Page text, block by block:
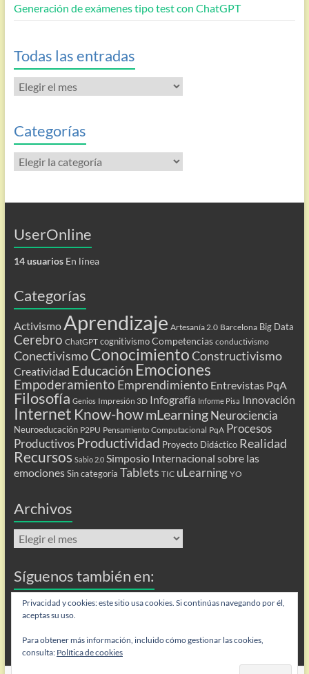
Generación de exámenes tipo test con ChatGPT
Todas las entradas
Todas
las
Categorías
Categorías
UserOnline
14 usuariosEn línea
Categorías
Activismo Aprendizaje Artesanía 2.0 Barcelona Big Data
Cerebro ChatGPT cognitivismo Competencias conductivismo
ConectivismoConocimientoConstructivismo
Creatividad Educación Emociones
Empoderamiento Emprendimiento Entrevistas PqA
Filosofía Genios Impresión 3D Infografía Informe Pisa Innovación
Internet Know-howmLearning Neurociencia
Neuroeducación P2PU Pensamiento Computacional PqA Procesos
Productivos Productividad Proyecto Didáctico Realidad
Recursos Sabio 2.0 Simposio Internacional sobre las
emociones Sin categoría Tablets TIC uLearning YO
Archivos
Archivos
Síguenos también en:
Flip
Privacidad y cookies: este sitio usa cookies. Si continúas navegando por él,
aceptas su uso.
Para obtener más información, incluido cómo gestionar las cookies,
consulta: Política de cookies